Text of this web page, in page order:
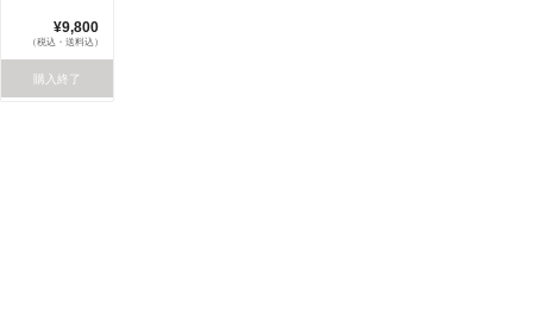
¥9,800
（税込・送料込）
購入終了